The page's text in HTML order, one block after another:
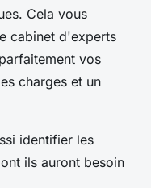
Cela vous
cabinet d'experts
vos
charges et un
identifier les
ils auront besoin